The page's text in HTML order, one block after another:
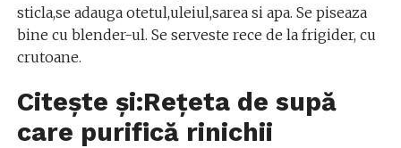
sticla,se adauga otetul,uleiul,sarea si apa. Se piseaza
bine cu blender-ul. Se serveste rece de la frigider, cu
crutoane.
Citește și:Rețeta de supă
care purifică rinichii